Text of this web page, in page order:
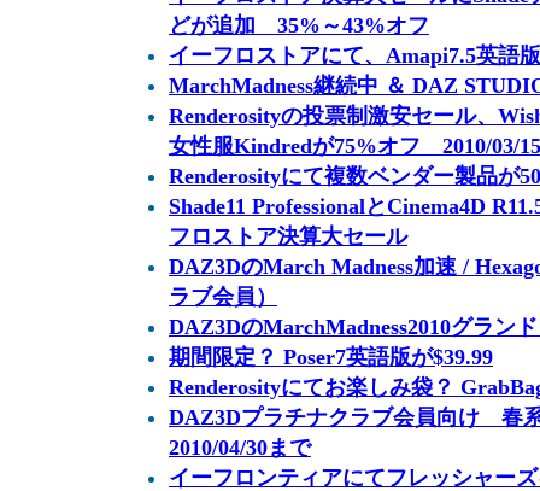
どが追加 35%～43%オフ
イーフロストアにて、Amapi7.5英語
MarchMadness継続中 ＆ DAZ
Renderosityの投票制激安セール、
女性服Kindredが75%オフ 2010/03/
Renderosityにて複数ベンダー製品が
Shade11 ProfessionalとCinema4D
フロストア決算大セール
DAZ3DのMarch Madness加速 /
ラブ会員）
DAZ3DのMarchMadness2010グラン
期間限定？ Poser7英語版が$39.99
Renderosityにてお楽しみ袋？
DAZ3Dプラチナクラブ会員向け 春
2010/04/30まで
イーフロンティアにてフレッシャー